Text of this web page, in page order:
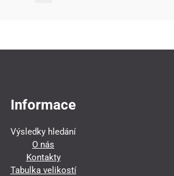
Informace
Výsledky hledání
O nás
Kontakty
Tabulka velikostí